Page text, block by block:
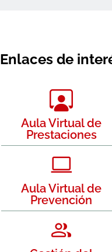
Enlaces de
Aula Virtual de
Prestaciones
Aula Virtual de
Prevención